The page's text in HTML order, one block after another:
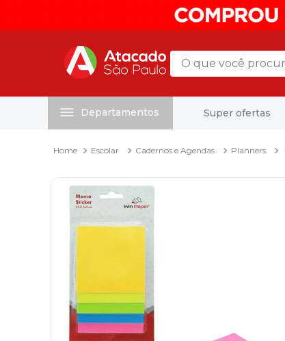
O que você procura?
Departamentos Super ofertas
Escolar Cadernos e Agendas Planners
mala
papel toalha
marca texto